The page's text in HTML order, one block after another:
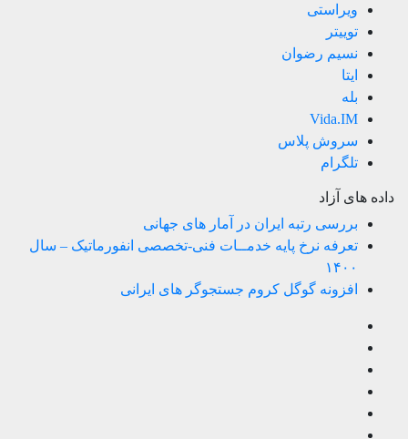
ویراستی
توییتر
نسیم رضوان
ایتا
بله
Vida.IM
سروش پلاس
تلگرام
داده های آزاد
بررسی رتبه ایران در آمار های جهانی
تعرفه نرخ پایه خدمــات فنی-تخصصی انفورماتیک – سال
۱۴۰۰
افزونه گوگل کروم جستجوگر های ایرانی